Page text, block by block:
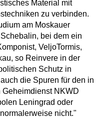
Material mit
zu verbinden.
am Moskauer
bei dem ein
VeljoTormis,
so Reinvere in der
Schutz in
die Spuren für den in
NKWD
Leningrad oder
nicht."